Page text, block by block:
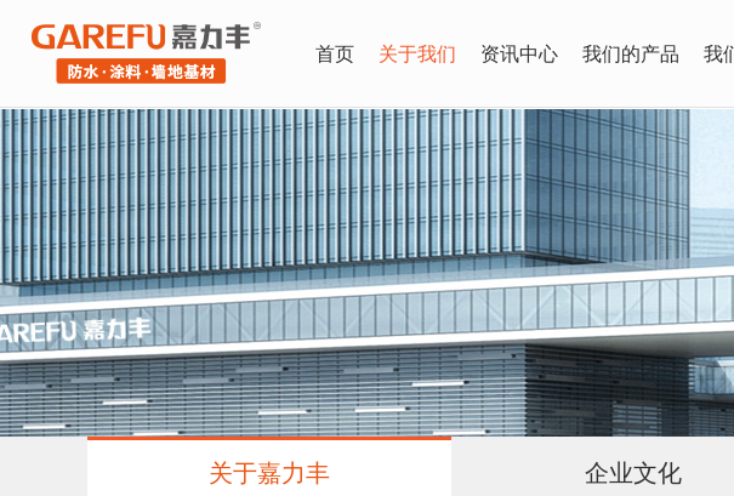
首页 关于我们 资讯中心 我们的产品 我
关于嘉力丰 企业文化